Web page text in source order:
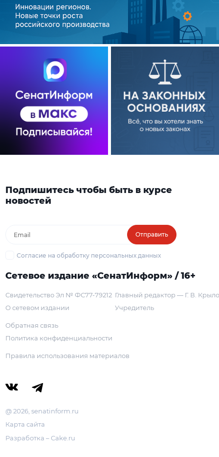
Подпишитесь чтобы быть в курсе
новостей
Отправить
Согласие на обработку персональных данных
Сетевое издание «СенатИнформ» / 16+
Свидетельство Эл № ФС77-79212
О сетевом издании
Главный редактор — Г. В.
Учредитель
Обратная связь
Политика конфиденциальности
Правила использования материалов
@ 2026, senatinform.ru
Карта сайта
Разработка – Cake.ru